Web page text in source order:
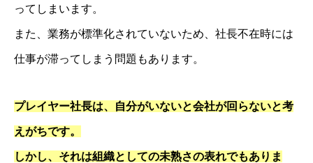
ってしまいます。
また、業務が標準化されていないため、社長不在時には
仕事が滞ってしまう問題もあります。
プレイヤー社長は、自分がいないと会社が回らないと考
えがちです。
しかし、それは組織としての未熟さの表れでもありま